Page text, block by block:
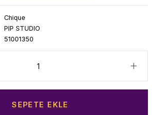
Chique
PIP STUDIO
51001350
SEPETE EKLE